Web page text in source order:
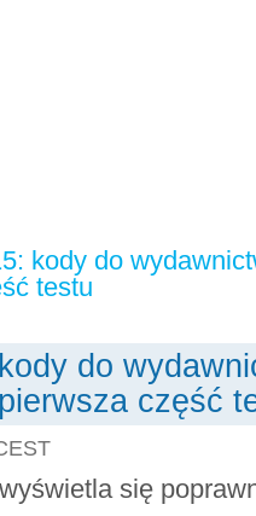
kody do
testu
do
część
się